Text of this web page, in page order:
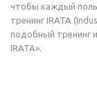
чтобы каждый
тренинг IRATA
подобный тренинг
IRATA».